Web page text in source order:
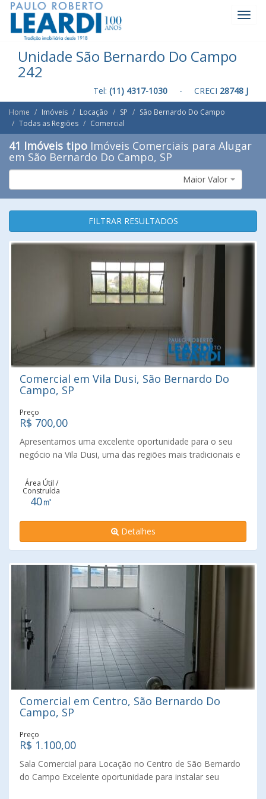
Unidade São Bernardo Do Campo
242
Tel: (11) 4317-1030 - CRECI 28748 J
Home Imóveis Locação SP
São Bernardo Do Campo
Todas as Regiões
Comercial
41 Imóveis tipo Imóveis Comerciais para Alugar
em São Bernardo Do Campo, SP
Maior Valor
FILTRAR RESULTADOS
Comercial em Vila Dusi, São Bernardo Do
Campo, SP
Preço
R$ 700,00
Apresentamos uma excelente oportunidade para o seu
negócio na Vila Dusi, uma das regiões mais tradicionais e
de área privativa, esta sala comercial oferece um
ambiente versátil e funcional, ideal para escritórios,
consultórios, estúdios, atendimentos profissionais e
diversas outras atividades. Destaques do imóvel: 45 m² de
área útil Ambiente amplo e bem distribuído Excelente
iluminação natural Banheiro privativo Localização
Próxima a comércios, escolas, restaurantes, bancos e
transporte público A localização privilegiada proporciona
praticidade para colaboradores e clientes, agregando mais
visibilidade e conveniência ao seu negócio. Agende uma
visita e conheça pessoalmente este excelente espaço
comercial na Vila Dusi.
Área Útil /
Construída
40㎡
Detalhes
Comercial em Centro, São Bernardo Do
Campo, SP
Preço
R$ 1.100,00
Sala Comercial para Locação no Centro de São Bernardo
do Campo Excelente oportunidade para instalar seu